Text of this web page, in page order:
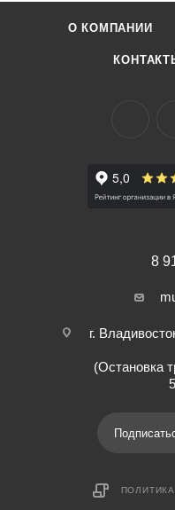
О КОМПАНИИ
8
г.
(Остановка